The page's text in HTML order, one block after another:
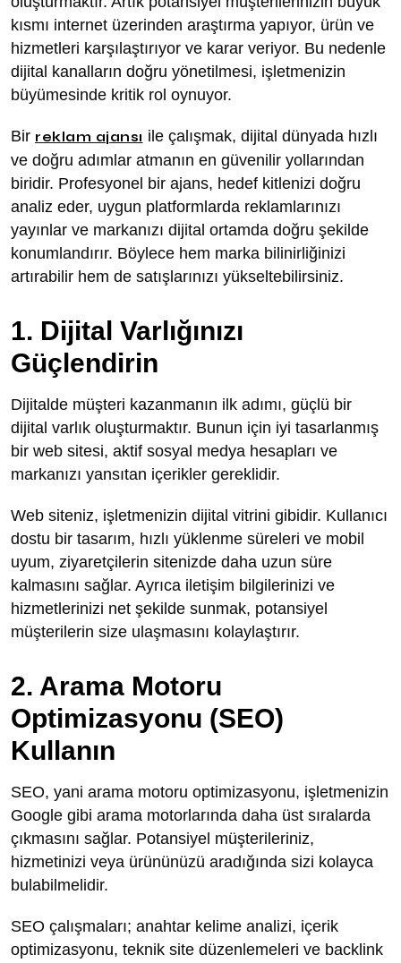
kısmı internet üzerinden araştırma yapıyor, ürün ve
hizmetleri karşılaştırıyor ve karar veriyor. Bu nedenle
dijital kanalların doğru yönetilmesi, işletmenizin
büyümesinde kritik rol oynuyor.
Bir reklam ajansı ile çalışmak, dijital dünyada hızlı
ve doğru adımlar atmanın en güvenilir yollarından
biridir. Profesyonel bir ajans, hedef kitlenizi doğru
analiz eder, uygun platformlarda reklamlarınızı
yayınlar ve markanızı dijital ortamda doğru şekilde
konumlandırır. Böylece hem marka bilinirliğinizi
artırabilir hem de satışlarınızı yükseltebilirsiniz.
1. Dijital Varlığınızı
Güçlendirin
Dijitalde müşteri kazanmanın ilk adımı, güçlü bir
dijital varlık oluşturmaktır. Bunun için iyi tasarlanmış
bir web sitesi, aktif sosyal medya hesapları ve
markanızı yansıtan içerikler gereklidir.
Web siteniz, işletmenizin dijital vitrini gibidir. Kullanıcı
dostu bir tasarım, hızlı yüklenme süreleri ve mobil
uyum, ziyaretçilerin sitenizde daha uzun süre
kalmasını sağlar. Ayrıca iletişim bilgilerinizi ve
hizmetlerinizi net şekilde sunmak, potansiyel
müşterilerin size ulaşmasını kolaylaştırır.
2. Arama Motoru
Optimizasyonu (SEO)
Kullanın
SEO, yani arama motoru optimizasyonu, işletmenizin
Google gibi arama motorlarında daha üst sıralarda
çıkmasını sağlar. Potansiyel müşterileriniz,
hizmetinizi veya ürününüzü aradığında sizi kolayca
bulabilmelidir.
SEO çalışmaları; anahtar kelime analizi, içerik
optimizasyonu, teknik site düzenlemeleri ve backlink